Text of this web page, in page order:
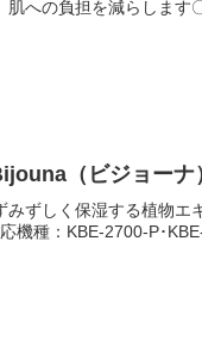
への負担を減らします
（ビジョーナ
ずしく保湿する植物
種：KBE-2700-P･